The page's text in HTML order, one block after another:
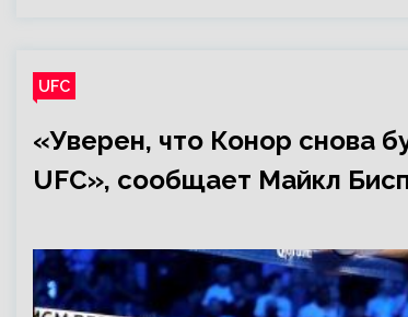
UFC
«Уверен, что Конор снова
UFС», сообщает Майкл